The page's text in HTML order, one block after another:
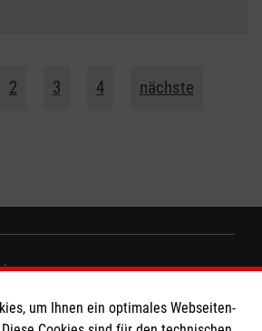
2 3 4 nächste
um Ihnen ein optimales Webseiten-